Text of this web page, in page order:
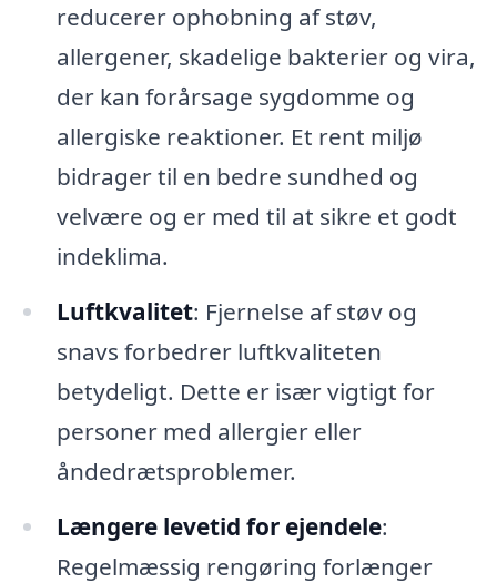
reducerer ophobning af støv,
allergener, skadelige bakterier og vira,
der kan forårsage sygdomme og
allergiske reaktioner. Et rent miljø
bidrager til en bedre sundhed og
velvære og er med til at sikre et godt
indeklima.
Luftkvalitet: Fjernelse af støv og
snavs forbedrer luftkvaliteten
betydeligt. Dette er især vigtigt for
personer med allergier eller
åndedrætsproblemer.
Længere levetid for ejendele:
Regelmæssig rengøring forlænger